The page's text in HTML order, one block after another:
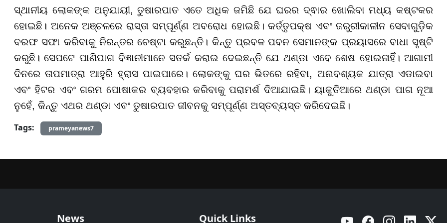
ସ୍ଥାନୀୟ ଲୋକଙ୍କ ଅନୁଯାୟୀ, ତୁଷାରପାତ ଏତେ ଅଧିକ ଜମିଛି ଯେ ଘରର ଦ୍ଵାର ଖୋଲିବା ମଧ୍ୟ କଷ୍ଟକର
ହୋଇଛି। ଅନେକ ଅଞ୍ଚଳରେ ରାସ୍ତା ସମ୍ପୂର୍ଣ୍ଣ ଅବରୋଧ ହୋଇଛି। କର୍ତ୍ତୃପକ୍ଷ ଏବଂ ଜରୁରୀକାଳୀନ ସେବାଗୁଡ଼ିକ
ବରଫ ସଫା କରିବାକୁ ନିରନ୍ତର ଚେଷ୍ଟା କରୁଛନ୍ତି। କିନ୍ତୁ ପ୍ରବଳ ପବନ ସେମାନଙ୍କ ପ୍ରୟାସରେ ବାଧା ସୃଷ୍ଟି
କରୁଛି। ସେପଟେ ପାଣିପାଗ ବିଜ୍ଞାନୀମାନେ ସତର୍କ କରାଇ ଦେଇଛନ୍ତି ଯେ ଥଣ୍ଡା ଏବେ ଶେଷ ହୋଇନାହିଁ। ଆଗାମୀ
ଦିନରେ ତାପମାତ୍ରା ଆହୁରି ହ୍ରାସ ପାଇପାରେ। ଲୋକଙ୍କୁ ଘର ଭିତରେ ରହିବା, ଅନାବଶ୍ୟକ ଯାତ୍ରା ଏଡାଇବା
ଏବଂ ହିଟର ଏବଂ ଗରମ ପୋଷାକର ବ୍ୟବହାର କରିବାକୁ ପରାମର୍ଶ ଦିଆଯାଇଛି। ୟାକୁତିଆରେ ଥଣ୍ଡା ପାଗ ନୂଆ
ନୁହେଁ, କିନ୍ତୁ ଏଥର ଥଣ୍ଡା ଏବଂ ତୁଷାରପାତ ଜୀବନକୁ ସମ୍ପୂର୍ଣ୍ଣ ଅସ୍ତବ୍ୟସ୍ତ କରିଦେଇଛି।
Tags:
prameyanews7
News Quick Links YouTube Facebook Instagram